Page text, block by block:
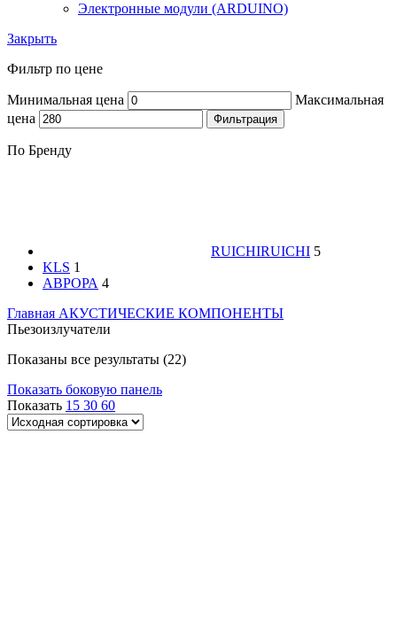
Электронные модули (ARDUINO)
Закрыть
Фильтр по цене
Минимальная цена
Максимальная
цена
Фильтрация
По Бренду
RUICHIRUICHI 5
KLS 1
АВРОРА 4
Главная АКУСТИЧЕСКИЕ КОМПОНЕНТЫ
Пьезоизлучатели
Показаны все результаты (22)
Показать боковую панель
Показать 15 30 60